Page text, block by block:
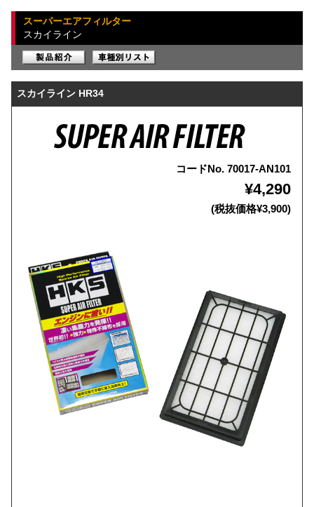
スーパーエアフィルター
スカイライン
スカイライン HR34
コードNo. 70017-AN101
¥4,290
(税抜価格¥3,900)